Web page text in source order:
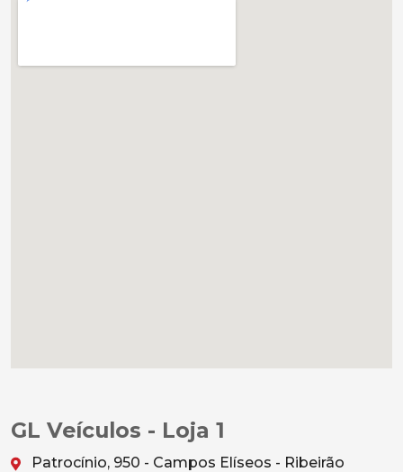
GL Veículos - Loja 1
Patrocínio, 950 - Campos Elíseos - Ribeirão